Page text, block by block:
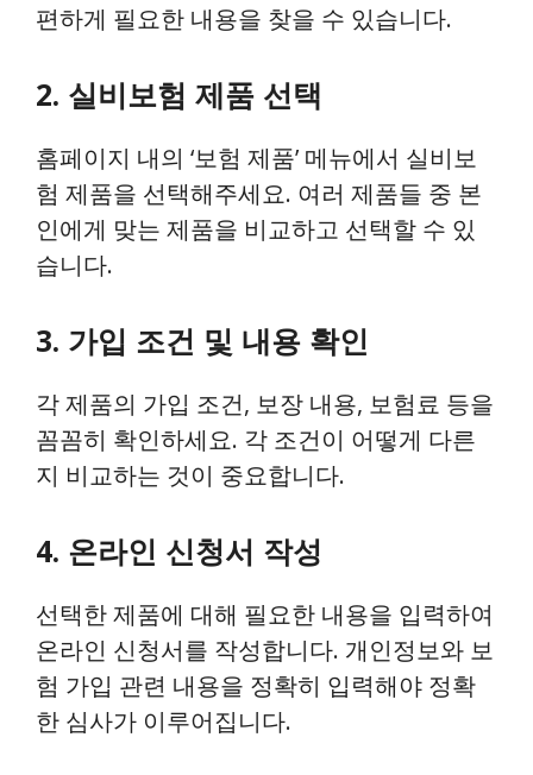
편하게 필요한 내용을 찾을 수 있습니다.
2. 실비보험 제품 선택
홈페이지 내의 ‘보험 제품’ 메뉴에서 실비보
험 제품을 선택해주세요. 여러 제품들 중 본
인에게 맞는 제품을 비교하고 선택할 수 있
습니다.
3. 가입 조건 및 내용 확인
각 제품의 가입 조건, 보장 내용, 보험료 등을
꼼꼼히 확인하세요. 각 조건이 어떻게 다른
지 비교하는 것이 중요합니다.
4. 온라인 신청서 작성
선택한 제품에 대해 필요한 내용을 입력하여
온라인 신청서를 작성합니다. 개인정보와 보
험 가입 관련 내용을 정확히 입력해야 정확
한 심사가 이루어집니다.